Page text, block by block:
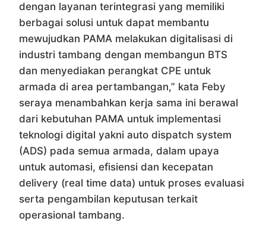
dengan layanan terintegrasi yang memiliki
berbagai solusi untuk dapat membantu
mewujudkan PAMA melakukan digitalisasi di
industri tambang dengan membangun BTS
dan menyediakan perangkat CPE untuk
armada di area pertambangan,” kata Feby
seraya menambahkan kerja sama ini berawal
dari kebutuhan PAMA untuk implementasi
teknologi digital yakni auto dispatch system
(ADS) pada semua armada, dalam upaya
untuk automasi, efisiensi dan kecepatan
delivery (real time data) untuk proses evaluasi
serta pengambilan keputusan terkait
operasional tambang.